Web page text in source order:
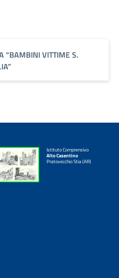
“BAMBINI VITTIME S.
Istituto Comprensivo
Alto Casentino
Pratovecchio Stia (AR)